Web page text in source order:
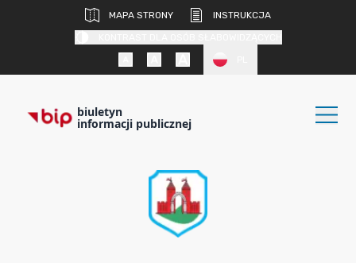
MAPA STRONY
INSTRUKCJA
biuletyn
informacji publicznej